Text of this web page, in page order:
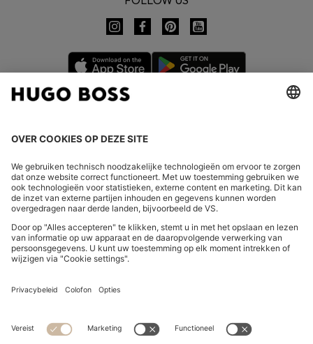
LAND WIJZIGEN:
Herroeping indienen FAQs Bedrijfsgegevens
Privacyverklaring Online StoreVerklaring over de toegankelijkheid
Privacyverklaring HUGO BOSS EXPERIENCE
Privacyverklaring HUGO BOSS Newsletter